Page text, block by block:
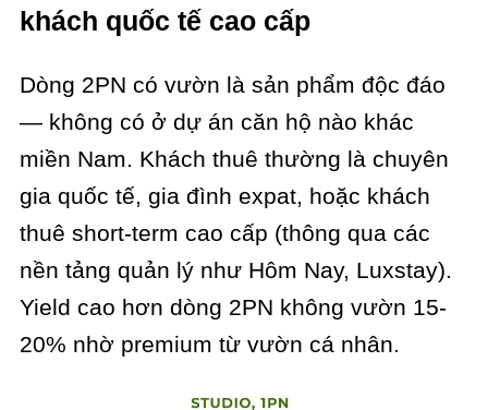
khách quốc tế cao cấp
Dòng 2PN có vườn là sản phẩm độc đáo
— không có ở dự án căn hộ nào khác
miền Nam. Khách thuê thường là chuyên
gia quốc tế, gia đình expat, hoặc khách
thuê short-term cao cấp (thông qua các
nền tảng quản lý như Hôm Nay, Luxstay).
Yield cao hơn dòng 2PN không vườn 15-
20% nhờ premium từ vườn cá nhân.